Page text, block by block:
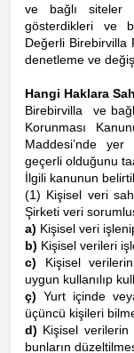
ve bağlı siteler
gösterdikleri ve
Değerli Birebirvilla
denetleme ve
Hangi Haklara
Birebirvilla ve
Korunması
Maddesi’nde yer
geçerli olduğunu
İlgili kanunun
(1) Kişisel veri
Şirketi veri
a) Kişisel veri
b) Kişisel verileri
c) Kişisel
uygun kullanılıp
ç) Yurt içinde
üçüncü kişileri
d) Kişisel verilerin
bunların